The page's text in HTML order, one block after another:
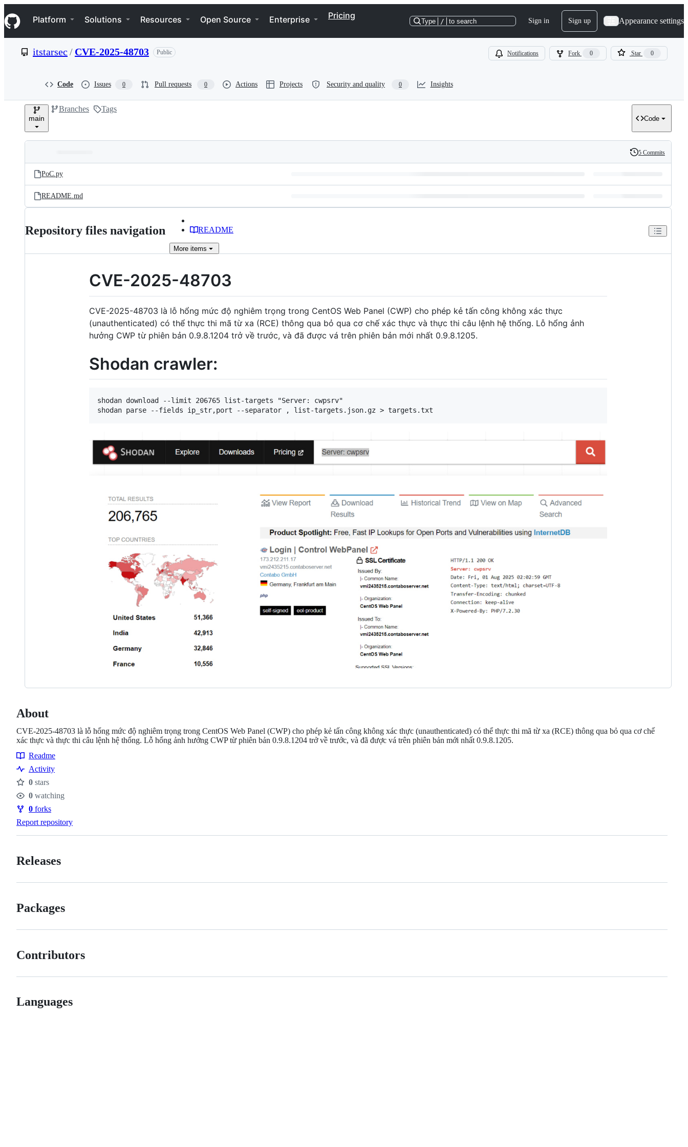
k
i
p
e
Navigation Menu
Platform Solutions Resources Open Source Enterprise Pricing
Type / to search Sign in Sign up Appearance settings
itstarsec / CVE-2025-48703 Public Notifications Fork 0 Star 0
Code Issues 0 Pull requests 0 Actions Projects Security and quality 0 Insights
main
Branches Tags
Code
and
files
Latest
commit
History
5 Commits
PoC.py
README.md
Repository files navigation README
More items
CVE-2025-48703
CVE-2025-48703 là lỗ hổng mức độ nghiêm trọng trong CentOS Web Panel (CWP) cho phép kẻ tấn công không xác thực
(unauthenticated) có thể thực thi mã từ xa (RCE) thông qua bỏ qua cơ chế xác thực và thực thi câu lệnh hệ thống. Lỗ hổng ảnh
hưởng CWP từ phiên bản 0.9.8.1204 trở về trước, và đã được vá trên phiên bản mới nhất 0.9.8.1205.
Shodan crawler:
shodan download --limit 206765 list-targets "Server: cwpsrv"
About
CVE-2025-48703 là lỗ hổng mức độ nghiêm trọng trong CentOS Web Panel (CWP) cho phép kẻ tấn công không xác thực (unauthenticated) có thể thực thi mã từ xa (RCE) thông qua bỏ qua cơ chế
xác thực và thực thi câu lệnh hệ thống. Lỗ hổng ảnh hưởng CWP từ phiên bản 0.9.8.1204 trở về trước, và đã được vá trên phiên bản mới nhất 0.9.8.1205.
Resources
Readme
Activity
Stars
0 stars
Watchers
0 watching
Forks
0 forks
Report repository
Releases
Packages
Contributors
Languages